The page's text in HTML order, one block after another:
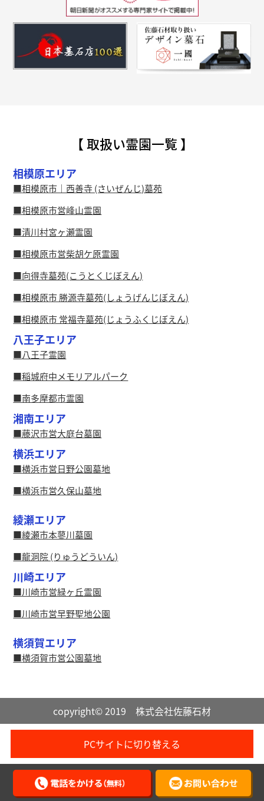
【 取扱い霊園一覧 】
相模原エリア
相模原市｜西善寺 (さいぜんじ)墓苑
相模原市営峰山霊園
清川村宮ヶ瀬霊園
相模原市営柴胡ケ原霊園
向得寺墓苑(こうとくじぼえん)
相模原市 勝源寺墓苑(しょうげんじぼえん)
相模原市 常福寺墓苑(じょうふくじぼえん)
八王子エリア
八王子霊園
稲城府中メモリアルパーク
南多摩都市霊園
湘南エリア
藤沢市営大庭台墓園
横浜エリア
横浜市営日野公園墓地
横浜市営久保山墓地
綾瀬エリア
綾瀬市本蓼川墓園
龍洞院 (りゅうどういん)
川崎エリア
川崎市営緑ヶ丘霊園
川崎市営早野聖地公園
横須賀エリア
横須賀市営公園墓地
copyright© 2019 株式会社佐藤石材
PCサイトに切り替える